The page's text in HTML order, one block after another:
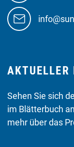
AKTUELLER
Sehen Sie sich
im Blätterbuch
mehr über das